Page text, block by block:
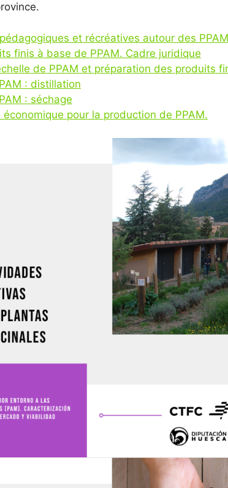
et récréatives autour des PPAM
finis à base de PPAM. Cadre juridique
de PPAM et préparation des produits
: distillation
: séchage
pour la production de PPAM.